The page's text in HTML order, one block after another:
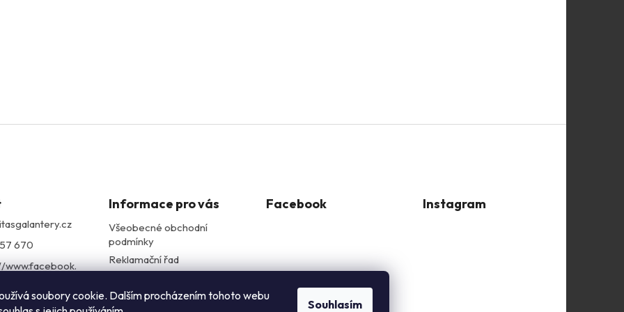
soubory cookie. Dalším procházením tohoto webu
Souhlasím
670
www.facebook.
Informace pro vás
Všeobecné obchodní
podmínky
Reklamační řad
osobních údajů
Facebook Instagram